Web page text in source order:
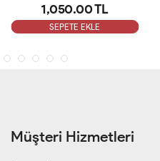
1,050.00 TL
SEPETE EKLE
Müşteri Hizmetleri